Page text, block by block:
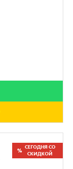
СЕГОДНЯ СО
СКИДКОЙ